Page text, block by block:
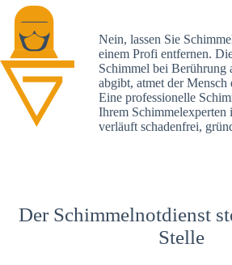
Nein, lassen Sie
einem Profi entfernen.
Schimmel bei Berührung
abgibt, atmet der Mensch
Eine professionelle
Ihrem Schimmelexperten
verläuft schadenfrei,
Der Schimmelnotdienst
Stelle